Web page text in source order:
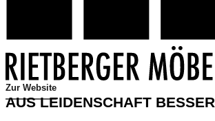
Zur Website
AUS LEIDENSCHAFT BESSER